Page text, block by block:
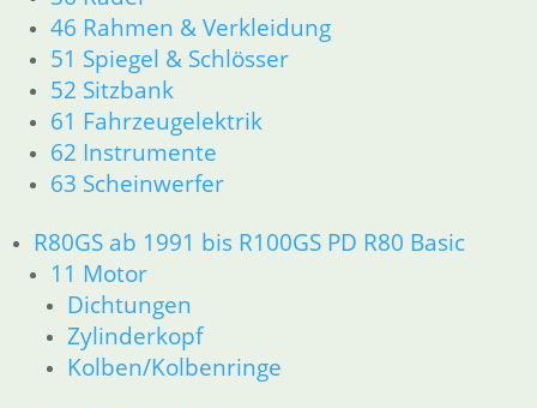
46 Rahmen & Verkleidung
51 Spiegel & Schlösser
52 Sitzbank
61 Fahrzeugelektrik
62 Instrumente
63 Scheinwerfer
R80GS ab 1991 bis R100GS PD R80 Basic
11 Motor
Dichtungen
Zylinderkopf
Kolben/Kolbenringe
13 Vergaser
16 Tank
18 Auspuff
21 Kupplung
23 Getriebe
26 Kardanwelle
31 Telegabel
33 Antrieb
34 Bremsen
36 Räder
46 Rahmen & Verkleidung
51 Spiegel & Schlösser
52 Sitzbank